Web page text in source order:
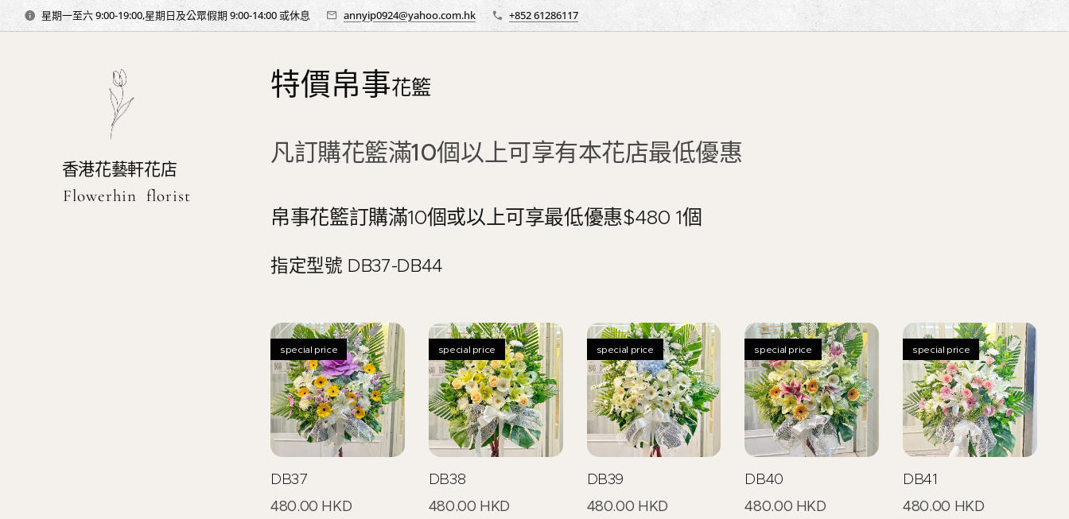
星期一至六 9:00-19:00,星期日及公眾假期 9:00-14:00 或休息 annyip0924@yahoo.com.hk +852 61286117
香港花藝軒花店
Flowerhin florist
特價帛事花籃
凡訂購花籃滿10個以上可享有本花店最低優惠
帛事花籃訂購滿10個或以上可享最低優惠$480 1個
指定型號 DB37-DB44
DB37
special price
480.00 HKD
DB38
special price
480.00 HKD
DB39
special price
480.00 HKD
DB40
special price
480.00 HKD
DB41
special price
480.00 HKD